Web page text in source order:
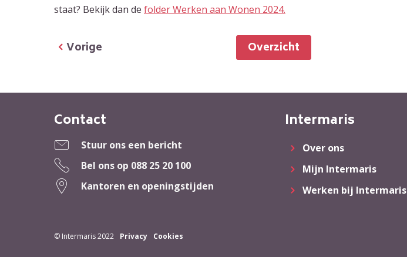
staat? Bekijk dan de folder Werken aan Wonen 2024.
Overzicht
Vorige
Contactinformatie
Contact
Stuur ons een bericht
Bel ons op 088 25 20 100
Kantoren en openingstijden
Intermaris
Over ons
Mijn Intermaris
Werken bij Intermaris
© Intermaris 2022 Privacy Cookies